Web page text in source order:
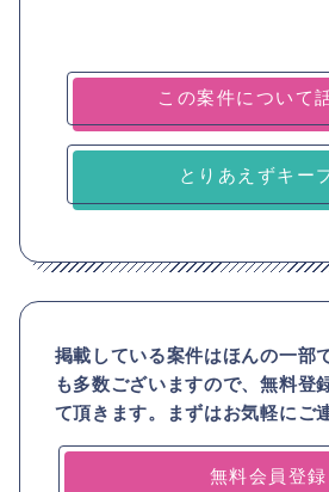
とりあえずキー
掲載している案件はほんの一部
も多数ございますので、無料登
て頂きます。まずはお気軽にご
無料会員登録